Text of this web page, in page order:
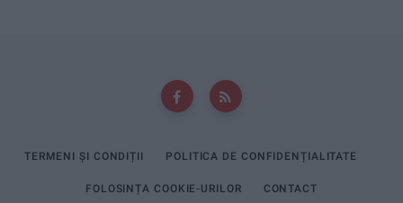
TERMENI ȘI CONDIȚII POLITICA DE CONFIDENȚIALITATE
FOLOSINȚA COOKIE-URILOR CONTACT